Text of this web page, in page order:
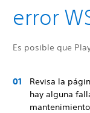
error
Es posible que
Revisa la
hay alguna